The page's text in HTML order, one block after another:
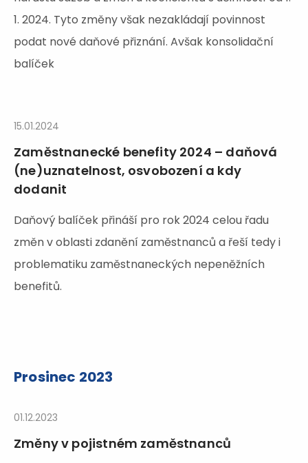
1. 2024. Tyto změny však nezakládají povinnost
podat nové daňové přiznání. Avšak konsolidační
balíček
15.01.2024
Zaměstnanecké benefity 2024 – daňová
(ne)uznatelnost, osvobození a kdy
dodanit
Daňový balíček přináší pro rok 2024 celou řadu
změn v oblasti zdanění zaměstnanců a řeší tedy i
problematiku zaměstnaneckých nepeněžních
benefitů.
Prosinec 2023
01.12.2023
Změny v pojistném zaměstnanců